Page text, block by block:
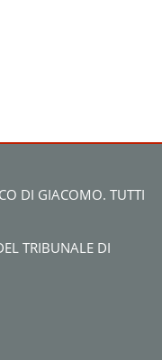
DI GIACOMO. TUTTI
TRIBUNALE DI